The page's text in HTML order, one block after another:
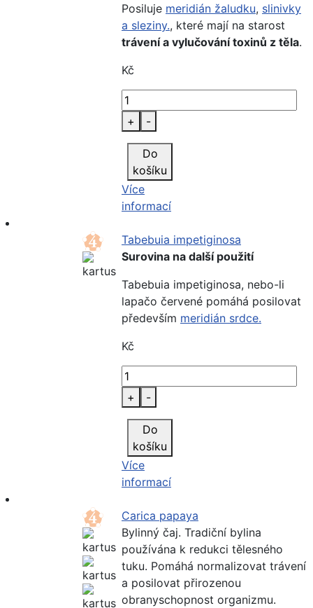
Posiluje meridián žaludku, slinivky
a sleziny., které mají na starost
trávení a vylučování toxinů z těla.
Kč
+ -
Do
košíku
Více
informací
Tabebuia impetiginosa
Surovina na další použití
Tabebuia impetiginosa, nebo-li
lapačo červené pomáhá posilovat
především meridián srdce.
Kč
+ -
Do
košíku
Více
informací
Carica papaya
Bylinný čaj. Tradiční bylina
používána k redukci tělesného
tuku. Pomáhá normalizovat trávení
a posilovat přirozenou
obranyschopnost organizmu.